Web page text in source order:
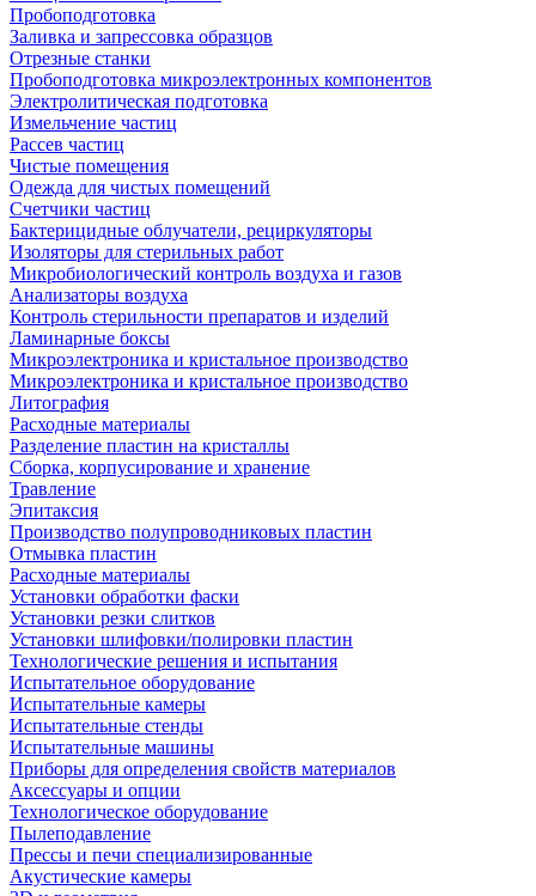
Пробоподготовка
Заливка и запрессовка образцов
Отрезные станки
Пробоподготовка микроэлектронных компонентов
Электролитическая подготовка
Измельчение частиц
Рассев частиц
Чистые помещения
Одежда для чистых помещений
Счетчики частиц
Бактерицидные облучатели, рециркуляторы
Изоляторы для стерильных работ
Микробиологический контроль воздуха и газов
Анализаторы воздуха
Контроль стерильности препаратов и изделий
Ламинарные боксы
Микроэлектроника и кристальное производство
Микроэлектроника и кристальное производство
Литография
Расходные материалы
Разделение пластин на кристаллы
Сборка, корпусирование и хранение
Травление
Эпитаксия
Производство полупроводниковых пластин
Отмывка пластин
Расходные материалы
Установки обработки фаски
Установки резки слитков
Установки шлифовки/полировки пластин
Технологические решения и испытания
Испытательное оборудование
Испытательные камеры
Испытательные стенды
Испытательные машины
Приборы для определения свойств материалов
Аксессуары и опции
Технологическое оборудование
Пылеподавление
Прессы и печи специализированные
Акустические камеры